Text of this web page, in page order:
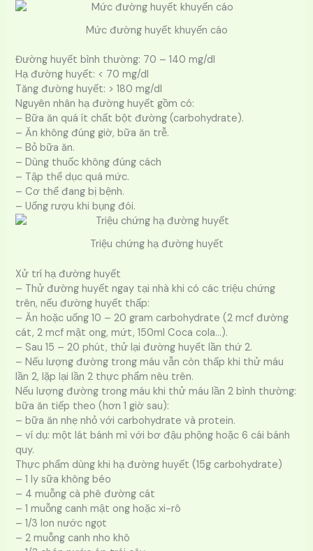
Mức đường huyết khuyến cáo
Đường huyết bình thường: 70 – 140 mg/dl
Hạ đường huyết: < 70 mg/dl
Tăng đường huyết: > 180 mg/dl
Nguyên nhân hạ đường huyết gồm có:
– Bữa ăn quá ít chất bột đường (carbohydrate).
– Ăn không đúng giờ, bữa ăn trễ.
– Bỏ bữa ăn.
– Dùng thuốc không đúng cách
– Tập thể dục quá mức.
– Cơ thể đang bị bệnh.
– Uống rượu khi bụng đói.
Triệu chứng hạ đường huyết
Xử trí hạ đường huyết
– Thử đường huyết ngay tại nhà khi có các triệu chứng
trên, nếu đường huyết thấp:
– Ăn hoặc uống 10 – 20 gram carbohydrate (2 mcf đường
cát, 2 mcf mật ong, mứt, 150ml Coca cola…).
– Sau 15 – 20 phút, thử lại đường huyết lần thứ 2.
– Nếu lượng đường trong máu vẫn còn thấp khi thử máu
lần 2, lặp lại lần 2 thực phẩm nêu trên.
Nếu lượng đường trong máu khi thử máu lần 2 bình thường:
bữa ăn tiếp theo (hơn 1 giờ sau):
– bữa ăn nhẹ nhỏ với carbohydrate và protein.
– ví dụ: một lát bánh mì với bơ đậu phộng hoặc 6 cái bánh
quy.
Thực phẩm dùng khi hạ đường huyết (15g carbohydrate)
– 1 ly sữa không béo
– 4 muỗng cà phê đường cát
– 1 muỗng canh mật ong hoặc xi-rô
– 1/3 lon nước ngọt
– 2 muỗng canh nho khô